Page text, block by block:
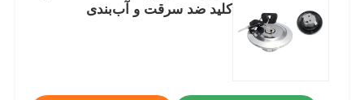
محصولات
کلید ضد سرقت و آب‌بندی